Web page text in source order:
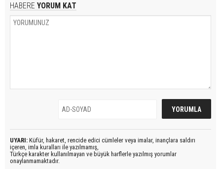
HABERE YORUM KAT
UYARI: Küfür, hakaret, rencide edici cümleler veya imalar, inançlara saldırı
içeren, imla kuralları ile yazılmamış,
Türkçe karakter kullanılmayan ve büyük harflerle yazılmış yorumlar
onaylanmamaktadır.